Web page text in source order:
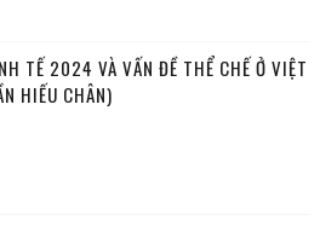
TẾ 2024 VÀ VẤN ĐỀ THỂ CHẾ Ở VIỆT
HIẾU CHÂN)